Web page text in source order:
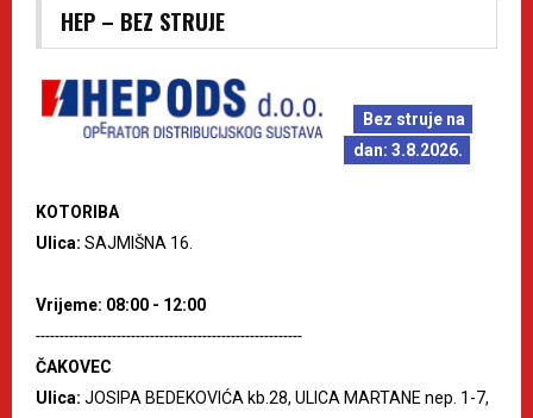
HEP – BEZ STRUJE
Bez struje na
dan: 3.8.2026.
KOTORIBA
Ulica: SAJMIŠNA 16.
Vrijeme: 08:00 - 12:00
--------------------------------------------------------
ČAKOVEC
Ulica: JOSIPA BEDEKOVIĆA kb.28, ULICA MARTANE nep. 1-7,